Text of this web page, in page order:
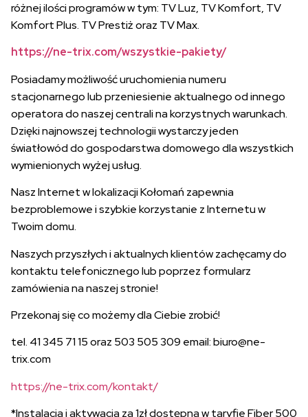
różnej ilości programów w tym: TV Luz, TV Komfort, TV
Komfort Plus. TV Prestiż oraz TV Max.
https://ne-trix.com/wszystkie-pakiety/
Posiadamy możliwość uruchomienia numeru
stacjonarnego lub przeniesienie aktualnego od innego
operatora do naszej centrali na korzystnych warunkach.
Dzięki najnowszej technologii wystarczy jeden
światłowód do gospodarstwa domowego dla wszystkich
wymienionych wyżej usług.
Nasz Internet w lokalizacji Kołomań zapewnia
bezproblemowe i szybkie korzystanie z Internetu w
Twoim domu.
Naszych przyszłych i aktualnych klientów zachęcamy do
kontaktu telefonicznego lub poprzez formularz
zamówienia na naszej stronie!
Przekonaj się co możemy dla Ciebie zrobić!
tel. 41 345 71 15 oraz 503 505 309 email: biuro@ne-
trix.com
https://ne-trix.com/kontakt/
*Instalacja i aktywacja za 1zł dostępna w taryfie Fiber 500